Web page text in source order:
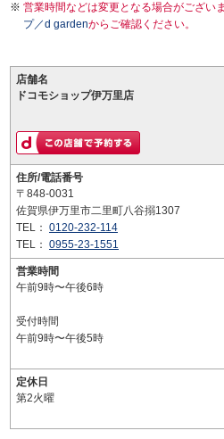
営業時間などは変更となる場合がござい
プ／d gardenからご確認ください。
店舗名
ドコモショップ伊万里店
住所/電話番号
〒848-0031
佐賀県伊万里市二里町八谷搦1307
TEL： 0120-232-114
TEL： 0955-23-1551
営業時間
午前9時〜午後6時
受付時間
午前9時〜午後5時
定休日
第2火曜